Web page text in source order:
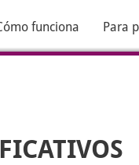
funciona Para